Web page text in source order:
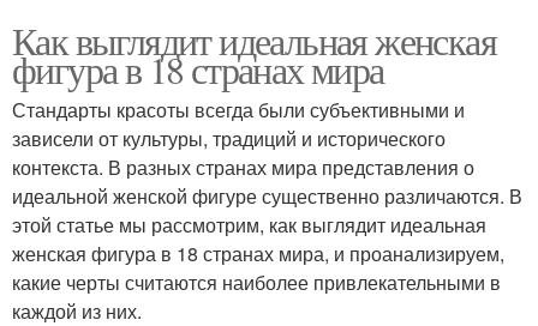
Как выглядит идеальная женская
фигура в 18 странах мира
Стандарты красоты всегда были субъективными и
зависели от культуры, традиций и исторического
контекста. В разных странах мира представления о
идеальной женской фигуре существенно различаются. В
этой статье мы рассмотрим, как выглядит идеальная
женская фигура в 18 странах мира, и проанализируем,
какие черты считаются наиболее привлекательными в
каждой из них.